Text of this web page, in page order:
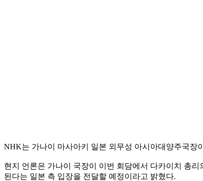
NHK는 가나이 마사아키 일본 외무성 아시아대양주국장
현지 언론은 가나이 국장이 이번 회담에서 다카이치 총
된다는 일본 측 입장을 전달할 예정이라고 밝혔다.